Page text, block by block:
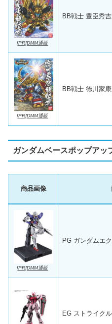
[PR]DMM通販
BB戦士 豊臣秀
[PR]DMM通販
BB戦士 徳川家
ガンダムベースポップアッ
商品画像
[PR]DMM通販
PG ガンダムエ
EG ストライク